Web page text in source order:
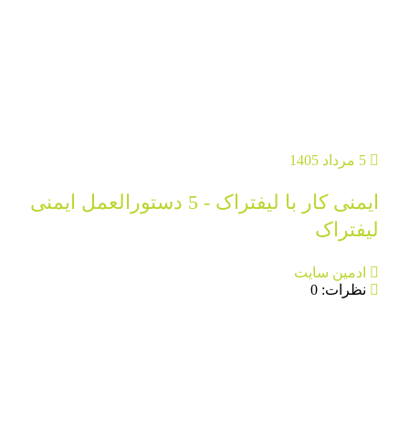
5 مرداد 1405
ایمنی کار با لیفتراک - 5 دستورالعمل ایمنی
لیفتراک
ادمین سایت
نظرات: 0